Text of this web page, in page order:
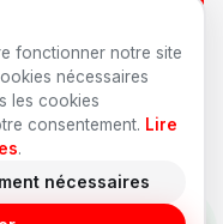
♥Offres d'emploi
Préférences cookies
fonctionner notre site
nécessaires
les cookies
consentement. Lire
.
nécessaires